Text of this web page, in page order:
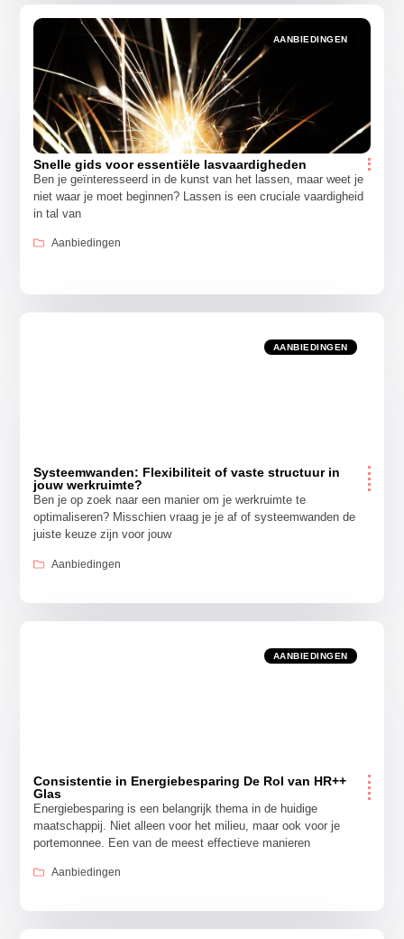
AANBIEDINGEN
Snelle gids voor essentiële lasvaardigheden
Ben je geïnteresseerd in de kunst van het lassen, maar weet je
niet waar je moet beginnen? Lassen is een cruciale vaardigheid
in tal van
Aanbiedingen
AANBIEDINGEN
Systeemwanden: Flexibiliteit of vaste structuur in
jouw werkruimte?
Ben je op zoek naar een manier om je werkruimte te
optimaliseren? Misschien vraag je je af of systeemwanden de
juiste keuze zijn voor jouw
Aanbiedingen
AANBIEDINGEN
Consistentie in Energiebesparing De Rol van HR++
Glas
Energiebesparing is een belangrijk thema in de huidige
maatschappij. Niet alleen voor het milieu, maar ook voor je
portemonnee. Een van de meest effectieve manieren
Aanbiedingen